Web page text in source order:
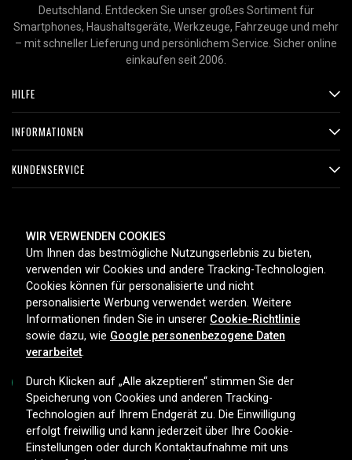
Deutschland. Entdecken Sie unser großes Sortiment für
Smartphones, Haushaltsgeräte, Werkzeuge, Fahrzeuge und mehr
– mit schneller Lieferung und persönlichem Service. Sicher online
einkaufen seit 2006.
HILFE
INFORMATIONEN
KUNDENSERVICE
ZAHLUNGSMETHODEN
LIEFEROPTIONEN
Copyright © 2026, Spares Nordic AB
WIR VERWENDEN COOKIES
Um Ihnen das bestmögliche Nutzungserlebnis zu bieten,
verwenden wir Cookies und andere Tracking-Technologien.
Cookies können für personalisierte und nicht
personalisierte Werbung verwendet werden. Weitere
Informationen finden Sie in unserer Cookie-Richtlinie
sowie dazu, wie Google personenbezogene Daten
verarbeitet.
Durch Klicken auf „Alle akzeptieren“ stimmen Sie der
Speicherung von Cookies und anderen Tracking-
Technologien auf Ihrem Endgerät zu. Die Einwilligung
erfolgt freiwillig und kann jederzeit über Ihre Cookie-
Einstellungen oder durch Kontaktaufnahme mit uns